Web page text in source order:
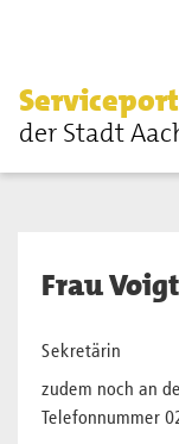
der Stadt
Frau Voigt
Sekretärin
zudem noch an
Telefonnummer